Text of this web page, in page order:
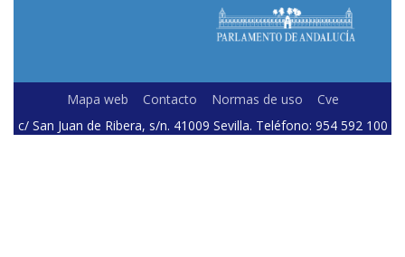
Mapa web Contacto Normas de uso
Cve
c/ San Juan de Ribera, s/n. 41009 Sevilla. Teléfono: 954 592 100